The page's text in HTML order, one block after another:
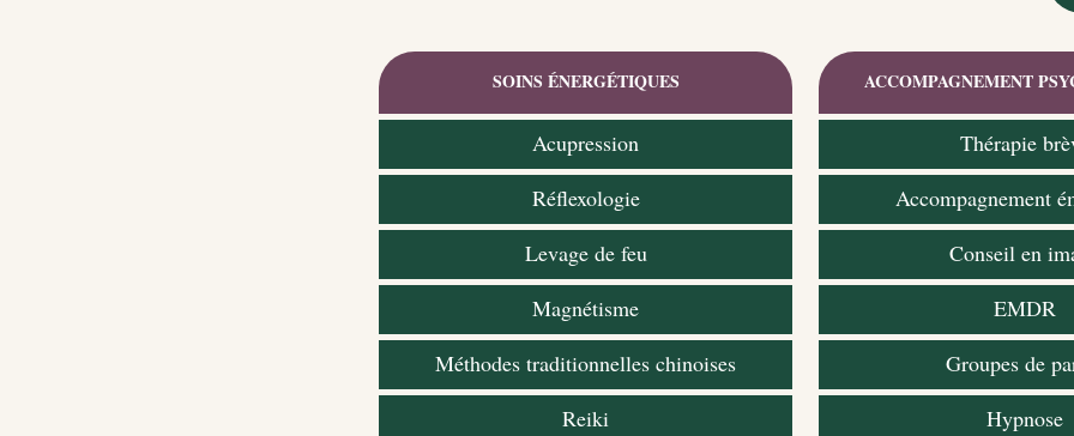
SOINS ÉNERGÉTIQUES
Acupression
Réflexologie
Levage de feu
Magnétisme
Méthodes traditionnelles chinoises
Reiki
ACCOMPAGNEMENT
Thérapie
Accompagnement
Conseil en
EMDR
Groupes de
Hypnose